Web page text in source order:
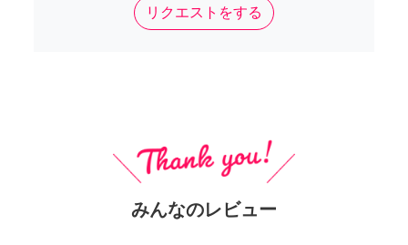
リクエストをする
みんなのレビュー